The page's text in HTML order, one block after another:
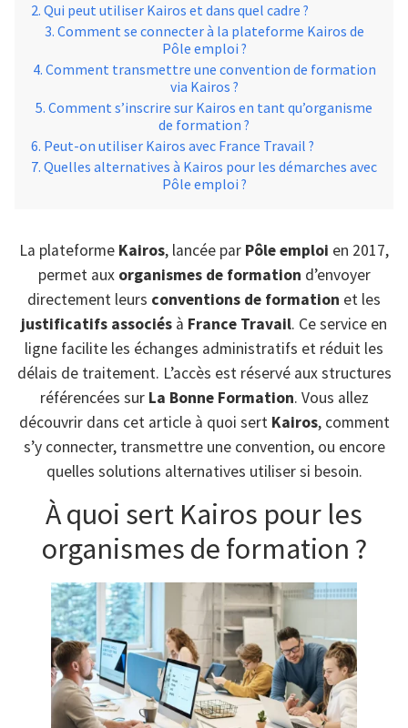
Qui peut utiliser Kairos et dans quel cadre ?
Comment se connecter à la plateforme Kairos de
Pôle emploi ?
Comment transmettre une convention de formation
via Kairos ?
Comment s’inscrire sur Kairos en tant qu’organisme
de formation ?
Peut-on utiliser Kairos avec France Travail ?
Quelles alternatives à Kairos pour les démarches avec
Pôle emploi ?
La plateforme Kairos, lancée par Pôle emploi en 2017,
permet aux organismes de formation d’envoyer
directement leurs conventions de formation et les
justificatifs associés à France Travail. Ce service en
ligne facilite les échanges administratifs et réduit les
délais de traitement. L’accès est réservé aux structures
référencées sur La Bonne Formation. Vous allez
découvrir dans cet article à quoi sert Kairos, comment
s’y connecter, transmettre une convention, ou encore
quelles solutions alternatives utiliser si besoin.
À quoi sert Kairos pour les
organismes de formation ?